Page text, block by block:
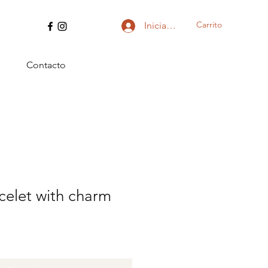
Iniciar sesiónCarrito
Contacto
with charm